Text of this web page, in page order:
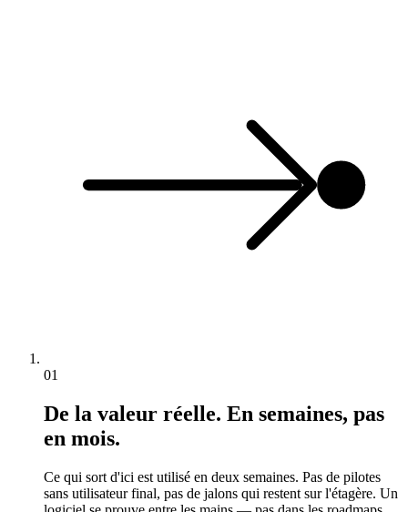
01
De la valeur réelle. En semaines, pas
en mois.
Ce qui sort d'ici est utilisé en deux semaines. Pas de pilotes
sans utilisateur final, pas de jalons qui restent sur l'étagère. Un